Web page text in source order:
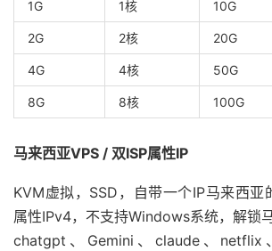
1G 1核 10G
2G 2核 20G
4G 4核 50G
8G 8核 100G
马来西亚VPS / 双ISP属性IP
KVM虚拟，SSD，自带一个IP马来西亚
属性IPv4，不支持Windows系统，解锁
chatgpt、Gemini、claude、netflix